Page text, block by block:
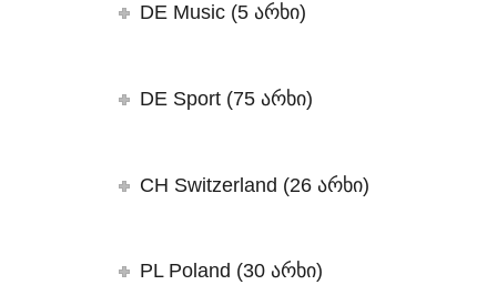
DE Music (5 არხი)
DE Sport (75 არხი)
CH Switzerland (26 არხი)
PL Poland (30 არხი)